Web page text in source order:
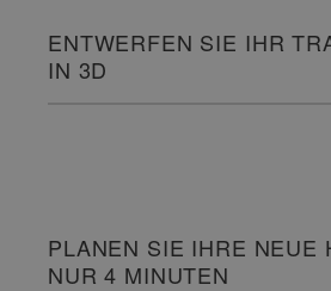
ENTWERFEN SIE IHR
IN 3D
PLANEN SIE IHRE NEUE
NUR 4 MINUTEN